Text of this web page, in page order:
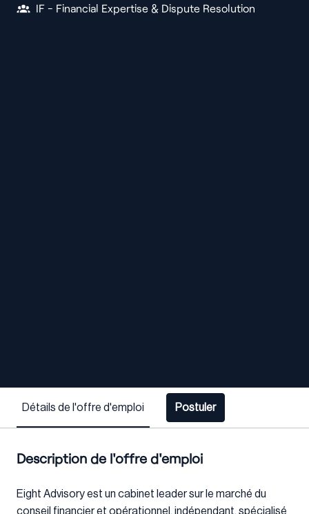
IF - Financial Expertise & Dispute Resolution
Détails de l'offre d'emploi Postuler
Description de l'offre d'emploi
Eight Advisory est un cabinet leader sur le marché du
conseil financier et opérationnel, indépendant, spécialisé